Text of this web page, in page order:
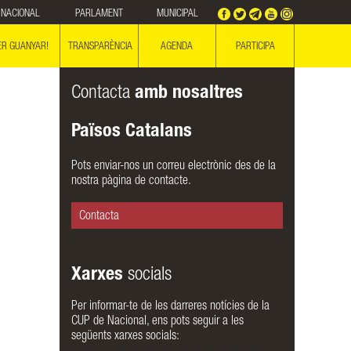
NACIONAL PARLAMENT MUNICIPAL
GUANYAR! TRANSPARÈNCIA AGENDA PARTICIPA
Contacta amb nosaltres
Països Catalans
Pots enviar-nos un correu electrònic des de la
nostra pàgina de contacte.
Contacta
Xarxes socials
Per informar-te de les darreres notícies de la
CUP de Nacional, ens pots seguir a les
següents xarxes socials: